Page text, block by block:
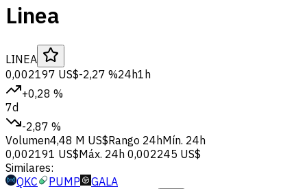
Linea
LINEA
0,002197 US$-2,27 %24h1h
+0,28 %
7d
-2,87 %
Volumen4,48 M US$Rango 24hMín. 24h
0,002191 US$Máx. 24h 0,002245 US$
Similares:
QKC
PUMP
GALA